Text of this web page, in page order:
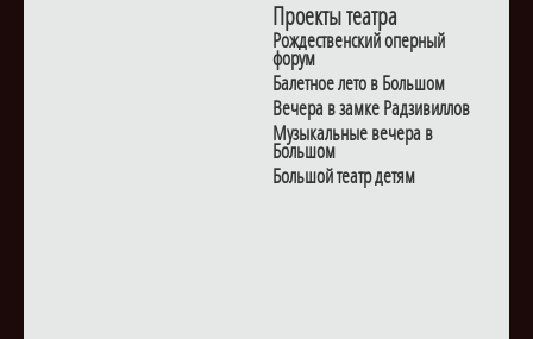
Проекты театра
Рождественский оперный
форум
Балетное лето в Большом
Вечера в замке Радзивиллов
Музыкальные вечера в
Большом
Большой театр детям